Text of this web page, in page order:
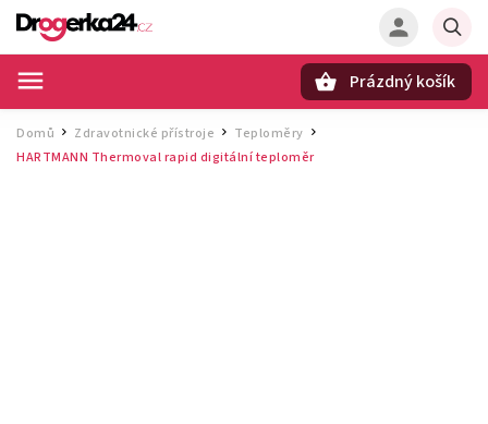
Prázdný košík
Domů / Zdravotnické přístroje / Teploměry
HARTMANN Thermoval rapid digitální teploměr